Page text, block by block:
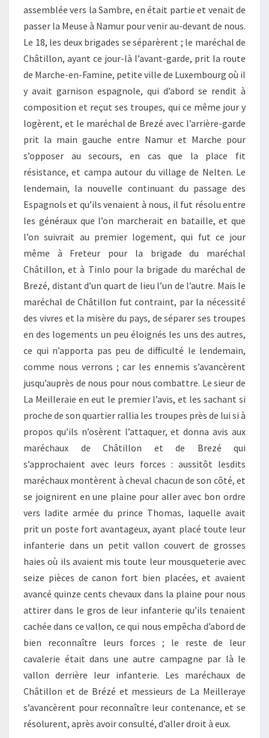
assemblée vers la Sambre, en était partie et venait de
passer la Meuse à Namur pour venir au-devant de nous.
Le 18, les deux brigades se séparèrent ; le maréchal de
Châtillon, ayant ce jour-là l’avant-garde, prit la route
de Marche-en-Famine, petite ville de Luxembourg où il
y avait garnison espagnole, qui d’abord se rendit à
composition et reçut ses troupes, qui ce même jour y
logèrent, et le maréchal de Brezé avec l’arrière-garde
prit la main gauche entre Namur et Marche pour
s’opposer au secours, en cas que la place fit
résistance, et campa autour du village de Nelten. Le
lendemain, la nouvelle continuant du passage des
Espagnols et qu’ils venaient à nous, il fut résolu entre
les généraux que l’on marcherait en bataille, et que
l’on suivrait au premier logement, qui fut ce jour
même à Freteur pour la brigade du maréchal
Châtillon, et à Tinlo pour la brigade du maréchal de
Brezé, distant d’un quart de lieu l’un de l’autre. Mais le
maréchal de Châtillon fut contraint, par la nécessité
des vivres et la misère du pays, de séparer ses troupes
en des logements un peu éloignés les uns des autres,
ce qui n’apporta pas peu de difficulté le lendemain,
comme nous verrons ; car les ennemis s’avancèrent
jusqu’auprès de nous pour nous combattre. Le sieur de
La Meilleraie en eut le premier l’avis, et les sachant si
proche de son quartier rallia les troupes près de lui si à
propos qu’ils n’osèrent l’attaquer, et donna avis aux
maréchaux de Châtillon et de Brezé qui
s’approchaient avec leurs forces : aussitôt lesdits
maréchaux montèrent à cheval chacun de son côté, et
se joignirent en une plaine pour aller avec bon ordre
vers ladite armée du prince Thomas, laquelle avait
prit un poste fort avantageux, ayant placé toute leur
infanterie dans un petit vallon couvert de grosses
haies où ils avaient mis toute leur mousqueterie avec
seize pièces de canon fort bien placées, et avaient
avancé quinze cents chevaux dans la plaine pour nous
attirer dans le gros de leur infanterie qu’ils tenaient
cachée dans ce vallon, ce qui nous empêcha d’abord de
bien reconnaître leurs forces ; le reste de leur
cavalerie était dans une autre campagne par là le
vallon derrière leur infanterie. Les maréchaux de
Châtillon et de Brézé et messieurs de La Meilleraye
s’avancèrent pour reconnaître leur contenance, et se
résolurent, après avoir consulté, d’aller droit à eux.